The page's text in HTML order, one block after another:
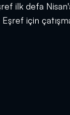
ilk defa
için